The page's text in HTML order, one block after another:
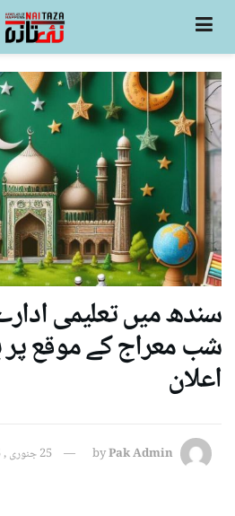
شب معراج کے موقع پر
اعلان
byPak Admin 25 جنوری , 2025